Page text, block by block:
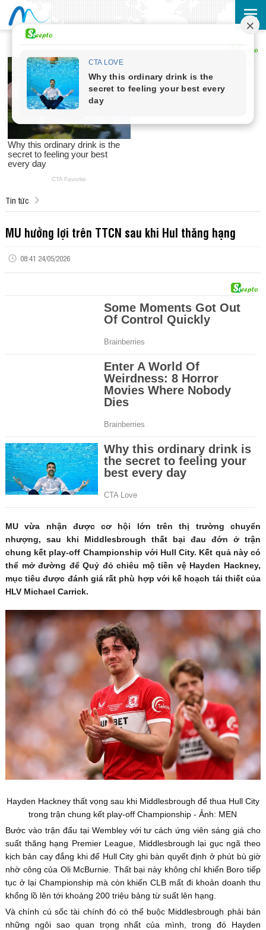
Tin tức
MU hưởng lợi trên TTCN sau khi Hul thăng hạng
08:41 24/05/2026
MU vừa nhận được cơ hội lớn trên thị trường chuyển
nhượng, sau khi Middlesbrough thất bại đau đớn ở trận
chung kết play-off Championship với Hull City. Kết quả này có
thể mở đường để Quỷ đỏ chiêu mộ tiền vệ Hayden Hackney,
mục tiêu được đánh giá rất phù hợp với kế hoạch tái thiết của
HLV Michael Carrick.
Hayden Hackney thất vọng sau khi Middlesbrough để thua Hull City
trong trận chung kết play-off Championship - Ảnh: MEN
Bước vào trận đấu tại Wembley với tư cách ứng viên sáng giá cho
suất thăng hạng Premier League, Middlesbrough lại gục ngã theo
kịch bản cay đắng khi để Hull City ghi bàn quyết định ở phút bù giờ
nhờ công của Oli McBurnie. Thất bại này không chỉ khiến Boro tiếp
tục ở lại Championship mà còn khiến CLB mất đi khoản doanh thu
khổng lồ lên tới khoảng 200 triệu bảng từ suất lên hạng.
Và chính cú sốc tài chính đó có thể buộc Middlesbrough phải bán
những ngôi sao quan trọng nhất của mình, trong đó Hayden